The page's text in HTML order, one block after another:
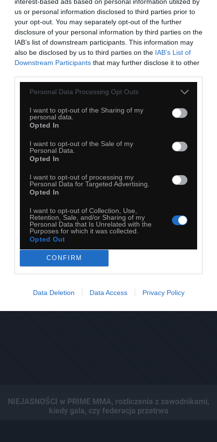
us or personal information disclosed to third parties prior to
your opt-out. You may separately opt-out of the further
disclosure of your personal information by third parties on the
IAB’s list of downstream participants. This information may
also be disclosed by us to third parties on the IAB’s List of
Downstream Participants that may further disclose it to other
Personal Data Processing Opt Outs
I want to opt-out of the Sharing of my
personal data.
Opted In
I want to opt-out of the Sale of my
Personal Data.
Opted In
I want to opt-out of processing my
Personal Data for Targeted Advertising.
Opted In
I want to opt-out of Collection, Use,
Retention, Sale, and/or Sharing of my
Personal Data that Is Unrelated with the
Purposes for which it was collected.
Opted Out
CONFIRM
Data Deletion Data Access Privacy Policy
10 Rzeczy, których nie wiesz o NASA
NIEJASNOŚCI w PRIME MMA, rozliczenia z zawodnikami,
kiedy gala, czy federacja przetrwa